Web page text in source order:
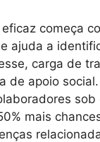
começa
ajuda a
carga de
de apoio
sob
mais